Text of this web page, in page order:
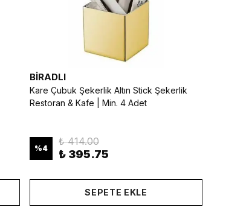
BİRADLI
Kare Çubuk Şekerlik Altın Stick Şekerlik
Restoran & Kafe | Min. 4 Adet
%4
₺ 414.00
₺ 395.75
SEPETE EKLE